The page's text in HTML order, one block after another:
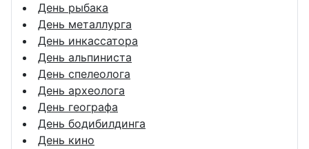
День рыбака
День металлурга
День инкассатора
День альпиниста
День спелеолога
День археолога
День географа
День бодибилдинга
День кино